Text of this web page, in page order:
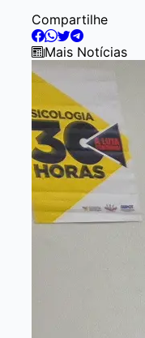
Compartilhe
Mais Notícias